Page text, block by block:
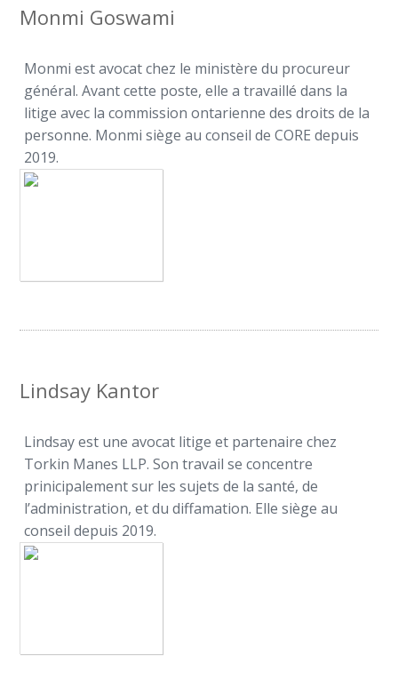
Monmi Goswami
Monmi est avocat chez le ministère du procureur
général. Avant cette poste, elle a travaillé dans la
litige avec la commission ontarienne des droits de la
personne. Monmi siège au conseil de CORE depuis
2019.
Lindsay Kantor
Lindsay est une avocat litige et partenaire chez
Torkin Manes LLP. Son travail se concentre
prinicipalement sur les sujets de la santé, de
l’administration, et du diffamation. Elle siège au
conseil depuis 2019.